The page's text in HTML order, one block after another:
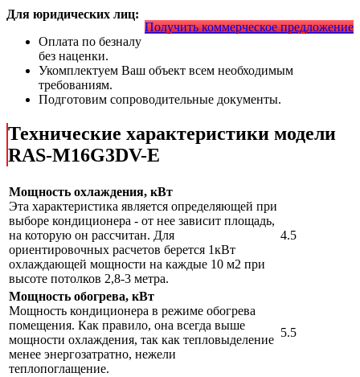
Получить коммерческое предложение
Для юридических лиц:
Оплата по безналу
без наценки.
Укомплектуем Ваш объект всем необходимым
требованиям.
Подготовим сопроводительные документы.
Технические характеристики модели
RAS-M16G3DV-E
Мощность охлаждения, кВт
Эта характеристика является определяющей при
выборе кондиционера - от нее зависит площадь,
на которую он рассчитан. Для
ориентировочных расчетов берется 1кВт
охлаждающей мощности на каждые 10 м2 при
высоте потолков 2,8-3 метра.
4.5
Мощность обогрева, кВт
Мощность кондиционера в режиме обогрева
помещения. Как правило, она всегда выше
мощности охлаждения, так как тепловыделение
менее энергозатратно, нежели
теплопоглащение.
5.5